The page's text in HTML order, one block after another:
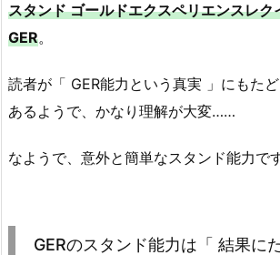
スタンド ゴールドエクスペリエンスレク
GER。
読者が「 GER能力という真実 」にもた
あるようで、かなり理解が大変……
なようで、意外と簡単なスタンド能力です
GERのスタンド能力は「 結果に